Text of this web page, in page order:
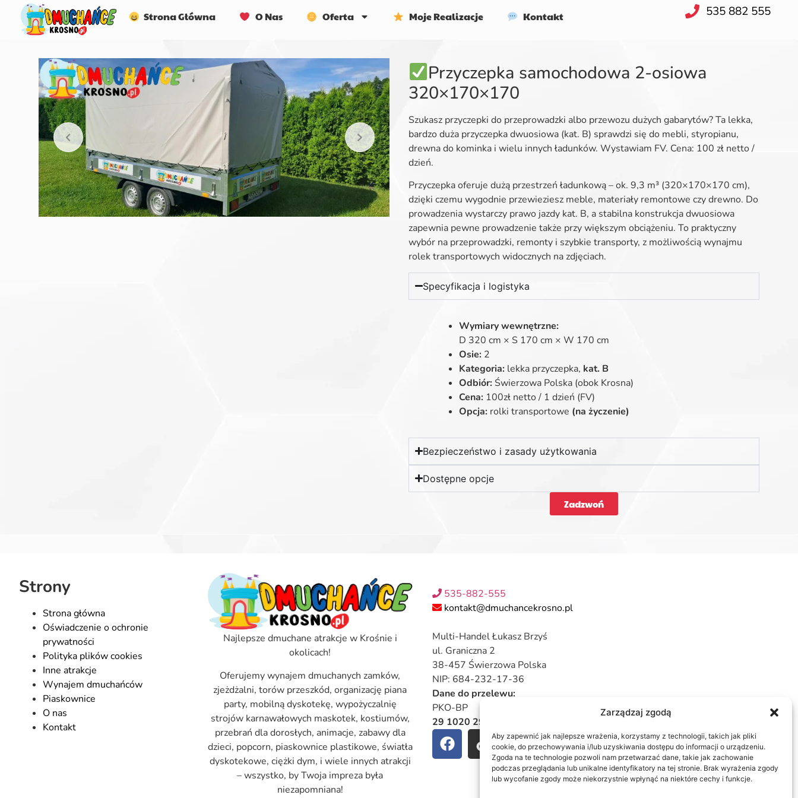
Zarządzaj zgodą
Aby zapewnić jak najlepsze wrażenia, korzystamy z technologii, takich jak pliki
cookie, do przechowywania i/lub uzyskiwania dostępu do informacji o urządzeniu.
Zgoda na te technologie pozwoli nam przetwarzać dane, takie jak zachowanie
podczas przeglądania lub unikalne identyfikatory na tej stronie. Brak wyrażenia zgody
lub wycofanie zgody może niekorzystnie wpłynąć na niektóre cechy i funkcje.
Strona Główna O Nas Oferta Moje Realizacje Kontakt 535 882 555
Przyczepka samochodowa 2-osiowa
320×170×170
Szukasz przyczepki do przeprowadzki albo przewozu dużych gabarytów? Ta lekka,
bardzo duża przyczepka dwuosiowa (kat. B) sprawdzi się do mebli, styropianu,
drewna do kominka i wielu innych ładunków. Wystawiam FV. Cena: 100 zł netto /
dzień.
Przyczepka oferuje dużą przestrzeń ładunkową – ok. 9,3 m³ (320×170×170 cm),
dzięki czemu wygodnie przewieziesz meble, materiały remontowe czy drewno. Do
prowadzenia wystarczy prawo jazdy kat. B, a stabilna konstrukcja dwuosiowa
zapewnia pewne prowadzenie także przy większym obciążeniu. To praktyczny
wybór na przeprowadzki, remonty i szybkie transporty, z możliwością wynajmu
rolek transportowych widocznych na zdjęciach.
Specyfikacja i logistyka
Wymiary wewnętrzne:
D 320 cm × S 170 cm × W 170 cm
Osie: 2
Kategoria: lekka przyczepka, kat. B
Odbiór: Świerzowa Polska (obok Krosna)
Cena: 100zł netto / 1 dzień (FV)
Opcja: rolki transportowe (na życzenie)
Bezpieczeństwo i zasady użytkowania
Dostępne opcje
Zadzwoń
Strony
Strona główna
Oświadczenie o ochronie
prywatności
Polityka plików cookies
Inne atrakcje
Wynajem dmuchańców
Piaskownice
O nas
Kontakt
Najlepsze dmuchane atrakcje w Krośnie i
okolicach!
Oferujemy wynajem dmuchanych zamków,
zjeżdżalni, torów przeszkód, organizację piana
party, mobilną dyskotekę, wypożyczalnię
strojów karnawałowych maskotek, kostiumów,
przebrań dla dorosłych, animacje, zabawy dla
dzieci, popcorn, piaskownice plastikowe, światła
dyskotekowe, ciężki dym, i wiele innych atrakcji
– wszystko, by Twoja impreza była
niezapomniana!
535-882-555
kontakt@dmuchancekrosno.pl
Multi-Handel Łukasz Brzyś
ul. Graniczna 2
38-457 Świerzowa Polska
NIP: 684-232-17-36
Dane do przelewu:
PKO-BP
29 1020 2964 0000 6002 0163 1951